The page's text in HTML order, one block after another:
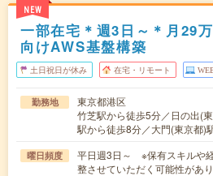
NEW
一部在宅＊週3日～＊月29
向けAWS基盤構築
土日祝日が休み 在宅・リモート
勤務地
東京都港区
竹芝駅から徒歩5分／日の出(
駅から徒歩8分／大門(東京都)
曜日頻度
平日週3日～ ※保有スキルや
整させていただく可能性があり